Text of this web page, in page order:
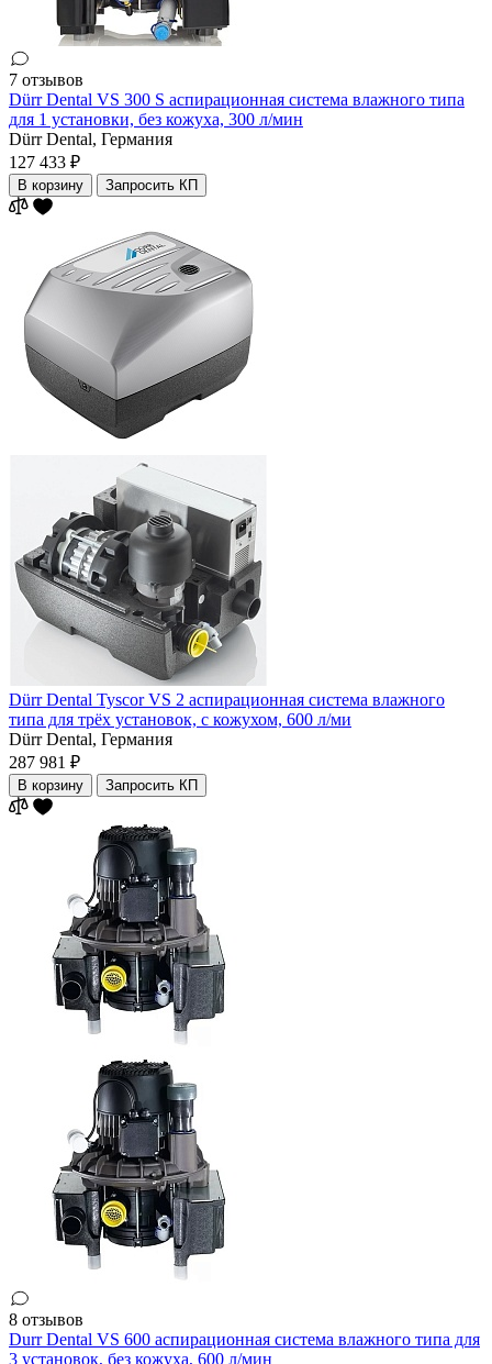
7 отзывов
Dürr Dental VS 300 S аспирационная система влажного типа
для 1 установки, без кожуха, 300 л/мин
Dürr Dental, Германия
127 433 ₽
В корзину Запросить КП
Dürr Dental Tyscor VS 2 аспирационная система влажного
типа для трёх установок, с кожухом, 600 л/ми
Dürr Dental, Германия
287 981 ₽
В корзину Запросить КП
8 отзывов
Durr Dental VS 600 аспирационная система влажного типа для
3 установок, без кожуха, 600 л/мин